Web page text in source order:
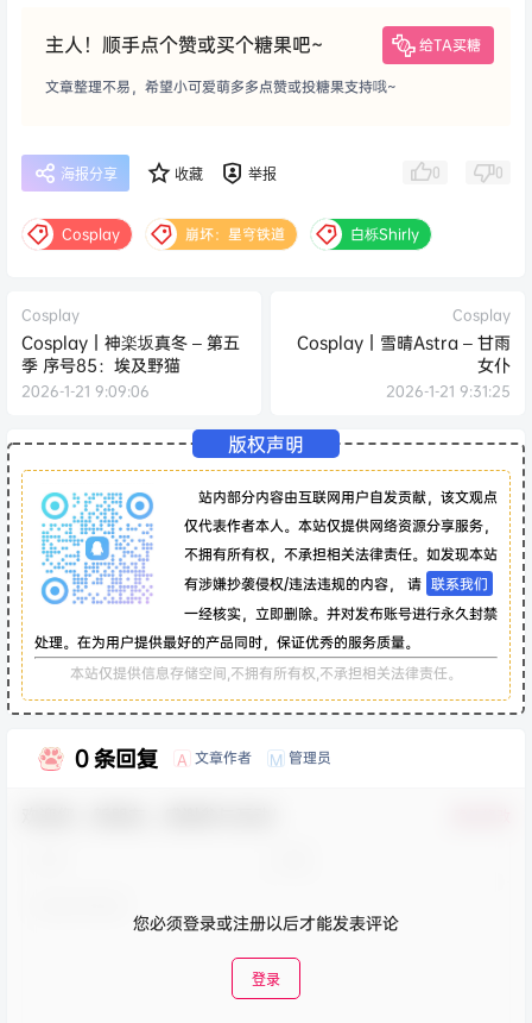
主人！顺手点个赞或买个糖果吧~ 给TA买糖
文章整理不易，希望小可爱萌多多点赞或投糖果支持哦~
海报分享 收藏 举报 0 0
Cosplay 崩坏：星穹铁道 白栎Shirly
Cosplay
Cosplay｜神楽坂真冬 – 第五
季 序号85：埃及野猫
2026-1-21 9:09:06
Cosplay
Cosplay｜雪晴Astra – 甘雨
女仆
2026-1-21 9:31:25
版权声明
站内部分内容由互联网用户自发贡献，该文观点
仅代表作者本人。本站仅提供网络资源分享服务，
不拥有所有权，不承担相关法律责任。如发现本站
有涉嫌抄袭侵权/违法违规的内容， 请 联系我们
一经核实，立即删除。并对发布账号进行永久封禁
处理。在为用户提供最好的产品同时，保证优秀的服务质量。
本站仅提供信息存储空间,不拥有所有权,不承担相关法律责任。
0 条回复 A 文章作者 M 管理员
您必须登录或注册以后才能发表评论
登录